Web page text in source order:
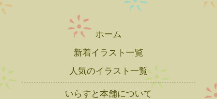
ホーム
新着イラスト一覧
人気のイラスト一覧
いらすと本舗について